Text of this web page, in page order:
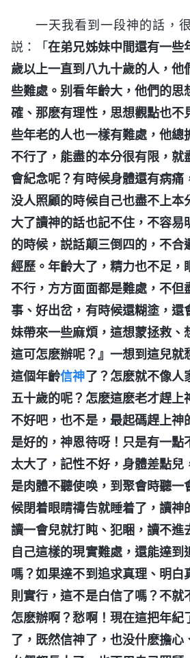
一天我看到一段神的話，
説：「在弟兄姊妹中間還有一些
歲以上一直到八九十歲的人，他
些難處。别看年齡大，他們的思
確、那麽有理性，思想觀點也不
些年老的人也一樣有難處，他總
不行了，能盡的本分很有限，就
會紀念呢？有時候身體還有病痛
没人照顧的時候自己也盡不上本
大了讀神的話也記不住，不容易
的時候，説話顛三倒四的，不合
經歷。年齡大了，精力也不足，
不行，方方面面都是難處，不但
事、好出岔，有時候還糊塗，還
妹帶來一些麻煩，這想蒙拯救、
這可怎麽辦呢？』一想到這兒就
這個年齡信神了？怎麽就不像人
五十歲的呢？怎麽這麽老才趕上
不好吧，也不是，最起碼趕上神
是好的，神恩待呀！只是有一點
太大了，記性不好，身體差點兒
是肉體不聽使唤，到聚會時聽一
候閉着眼睛禱告就睡着了，讀神
讀一會兒就打盹、犯睏，讀不進
自己這樣的現實難處，還能達到
嗎？如果達不到追求真理、明白
則實行，這不是白信了嗎？不就
怎麽辦啊？愁啊！現在這把年紀
了，既然信神了，也没什麽擔心